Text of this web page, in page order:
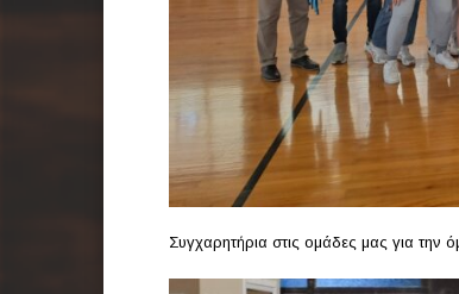
Συγχαρητήρια στις ομάδες μας για την